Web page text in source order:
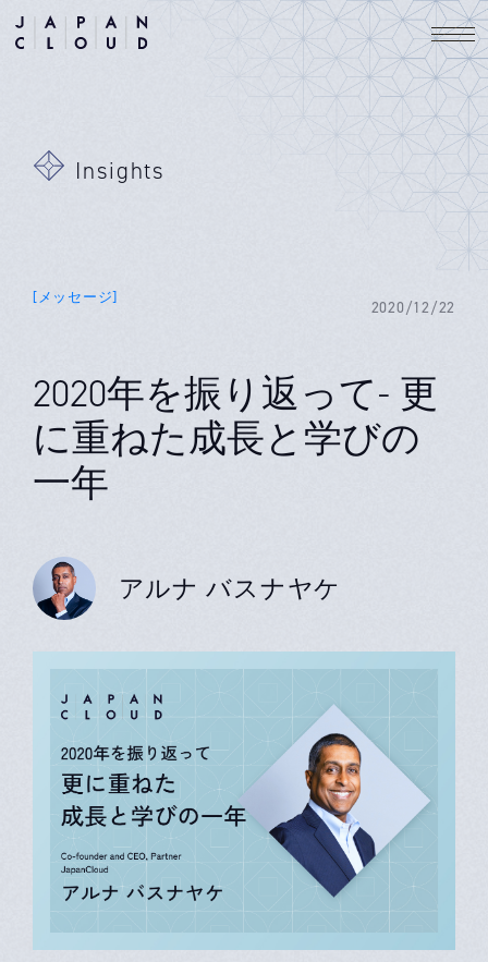
Insights
[メッセージ]
2020/12/22
2020年を振り返って- 更
に重ねた成長と学びの
一年
アルナ バスナヤケ